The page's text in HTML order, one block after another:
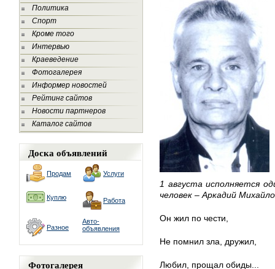
Политика
Спорт
Кроме того
Интервью
Краеведение
Фотогалерея
Информер новостей
Рейтинг сайтов
Новости партнеров
Каталог сайтов
Доска объявлений
Продам Услуги
Куплю Работа
Разное
Авто-
объявления
Фотогалерея
1 августа исполняется
человек – Аркадий
Он жил по чести,
Не помнил зла, дружил,
Любил, прощал обиды...